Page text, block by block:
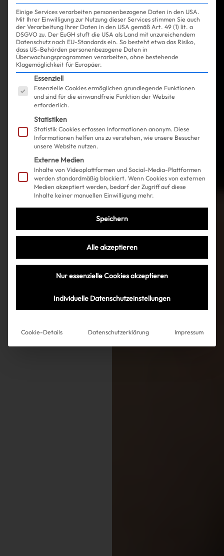
Einige Services verarbeiten personenbezogene Daten in den USA.
Mit Ihrer Einwilligung zur Nutzung dieser Services stimmen Sie auch
der Verarbeitung Ihrer Daten in den USA gemäß Art. 49 (1) lit. a
DSGVO zu. Der EuGH stuft die USA als Land mit unzureichendem
Datenschutz nach EU-Standards ein. So besteht etwa das Risiko,
dass US-Behörden personenbezogene Daten in
Überwachungsprogrammen verarbeiten, ohne bestehende
Klagemöglichkeit für Europäer.
Es folgt eine Liste der Service-Gruppen, für die
Essenziell
Essenzielle Cookies ermöglichen grundlegende Funktionen
und sind für die einwandfreie Funktion der Website
erforderlich.
Statistiken
Statistik Cookies erfassen Informationen anonym. Diese
Informationen helfen uns zu verstehen, wie unsere Besucher
unsere Website nutzen.
Externe Medien
Inhalte von Videoplattformen und Social-Media-Plattformen
werden standardmäßig blockiert. Wenn Cookies von externen
Medien akzeptiert werden, bedarf der Zugriff auf diese
Inhalte keiner manuellen Einwilligung mehr.
Speichern
Alle akzeptieren
Nur essenzielle Cookies akzeptieren
Individuelle Datenschutzeinstellungen
Cookie-Details Datenschutzerklärung Impressum